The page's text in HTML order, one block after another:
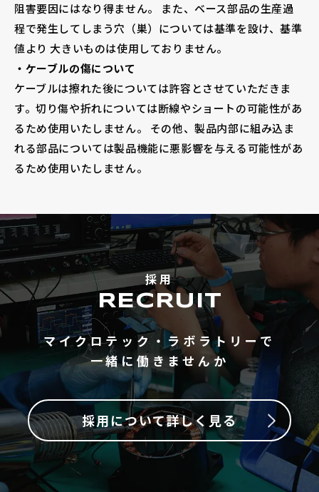
阻害要因にはなり得ません。 また、ベース部品の生産過
程で発生してしまう穴（巣）については基準を設け、基準
値より 大きいものは使用しておりません。
・ケーブルの傷について
ケーブルは擦れた後については許容とさせていただきま
す。切り傷や折れについては断線やショートの可能性があ
るため使用いたしません。 その他、製品内部に組み込ま
れる部品については製品機能に悪影響を与える可能性があ
るため使用いたしません。
採用
RECRUIT
マイクロテック・ラボラトリーで
一緒に働きませんか
採用について詳しく見る